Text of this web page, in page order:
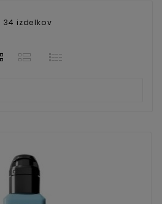
34 izdelkov